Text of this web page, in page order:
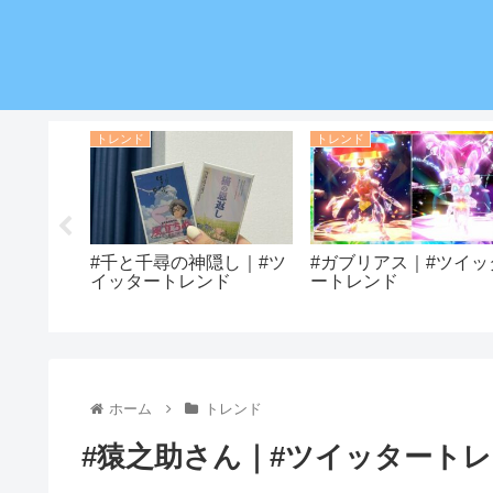
トレンド
#千と千尋の神隠し｜#ツ
イッタートレンド
トレンド
#ガブリアス｜#ツイッ
ートレンド
ホーム トレンド
#猿之助さん｜#ツイッタート